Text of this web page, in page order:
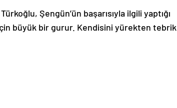
Şengün’ün başarısıyla ilgili yaptığı
büyük bir gurur. Kendisini yürekten tebrik